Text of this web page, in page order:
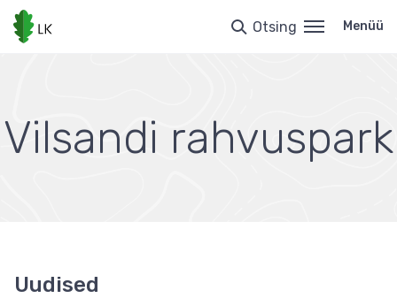
Liigu
edasi
põhisisu
Otsing Menüü
Vilsandi rahvuspark
Uudised